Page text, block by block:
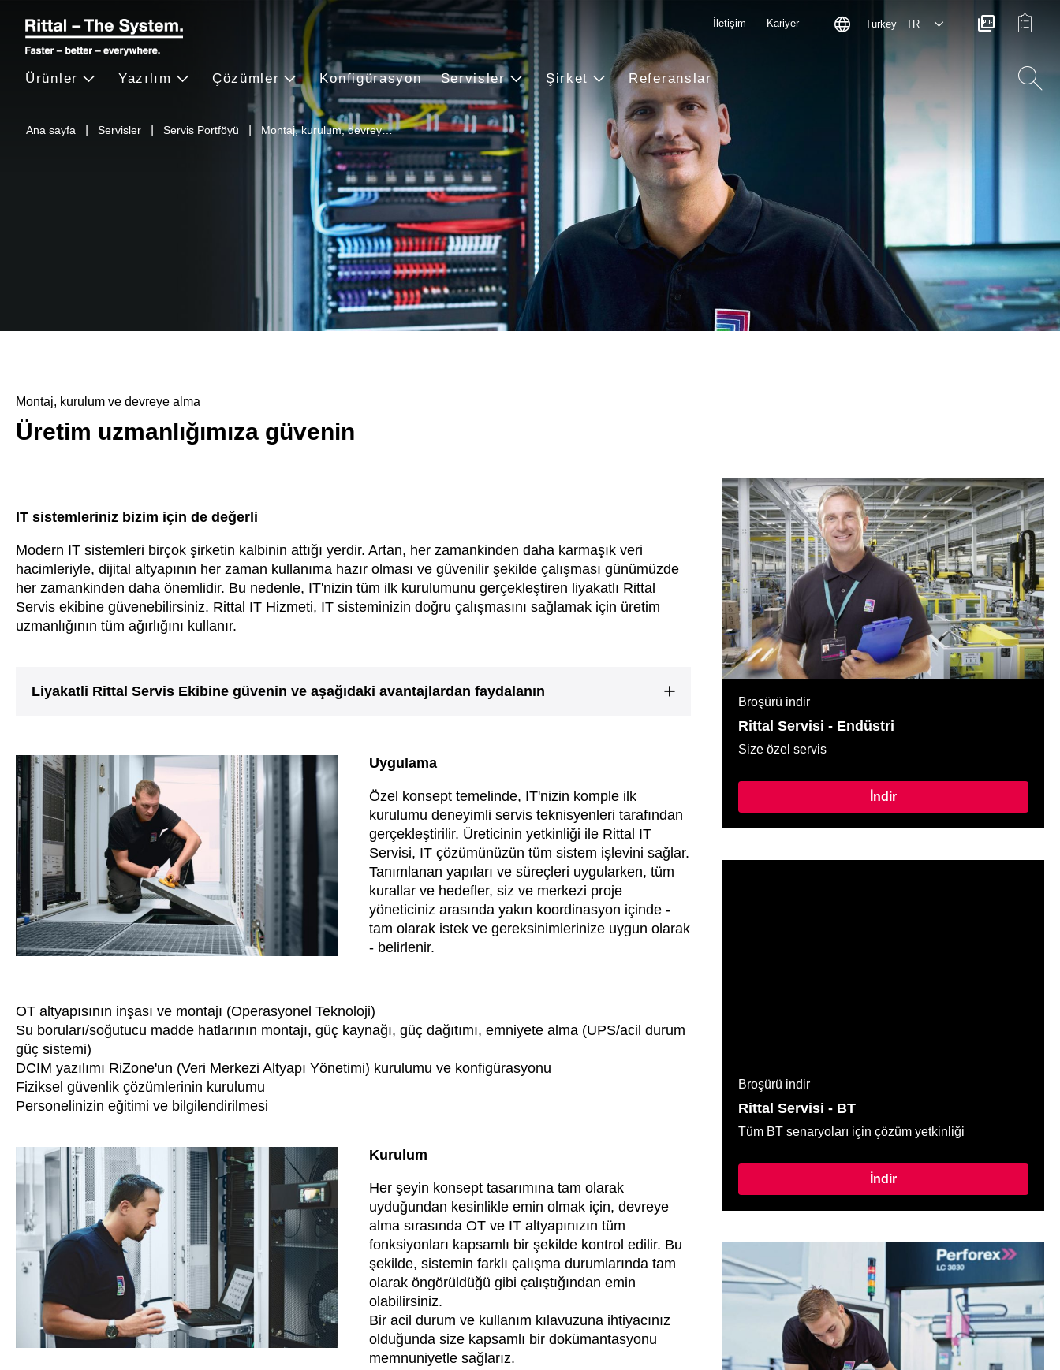
Ana sayfa Servisler Servis Portföyü Montaj, kurulum, devrey…
Ürünler Yazılım Çözümler Konfigürasyon Servisler Şirket Referanslar
İletişim Kariyer Turkey TR
Montaj, kurulum ve devreye alma
Üretim uzmanlığımıza güvenin
IT sistemleriniz bizim için de değerli
Modern IT sistemleri birçok şirketin kalbinin attığı yerdir. Artan, her zamankinden daha karmaşık veri
hacimleriyle, dijital altyapının her zaman kullanıma hazır olması ve güvenilir şekilde çalışması günümüzde
her zamankinden daha önemlidir. Bu nedenle, IT'nizin tüm ilk kurulumunu gerçekleştiren liyakatlı Rittal
Servis ekibine güvenebilirsiniz. Rittal IT Hizmeti, IT sisteminizin doğru çalışmasını sağlamak için üretim
uzmanlığının tüm ağırlığını kullanır.
Liyakatli Rittal Servis Ekibine güvenin ve aşağıdaki avantajlardan faydalanın
Uygulama
Özel konsept temelinde, IT'nizin komple ilk
kurulumu deneyimli servis teknisyenleri tarafından
gerçekleştirilir. Üreticinin yetkinliği ile Rittal IT
Servisi, IT çözümünüzün tüm sistem işlevini sağlar.
Tanımlanan yapıları ve süreçleri uygularken, tüm
kurallar ve hedefler, siz ve merkezi proje
yöneticiniz arasında yakın koordinasyon içinde -
tam olarak istek ve gereksinimlerinize uygun olarak
- belirlenir.
OT altyapısının inşası ve montajı (Operasyonel Teknoloji)
Su boruları/soğutucu madde hatlarının montajı, güç kaynağı, güç dağıtımı, emniyete alma (UPS/acil durum
güç sistemi)
DCIM yazılımı RiZone'un (Veri Merkezi Altyapı Yönetimi) kurulumu ve konfigürasyonu
Fiziksel güvenlik çözümlerinin kurulumu
Personelinizin eğitimi ve bilgilendirilmesi
Kurulum
Her şeyin konsept tasarımına tam olarak
uyduğundan kesinlikle emin olmak için, devreye
alma sırasında OT ve IT altyapınızın tüm
fonksiyonları kapsamlı bir şekilde kontrol edilir. Bu
şekilde, sistemin farklı çalışma durumlarında tam
olarak öngörüldüğü gibi çalıştığından emin
olabilirsiniz.
Bir acil durum ve kullanım kılavuzuna ihtiyacınız
olduğunda size kapsamlı bir dokümantasyonu
memnuniyetle sağlarız.
Broşürü indir
Rittal Servisi - Endüstri
Size özel servis
İndir
Broşürü indir
Rittal Servisi - BT
Tüm BT senaryoları için çözüm yetkinliği
İndir